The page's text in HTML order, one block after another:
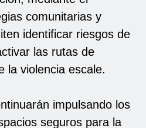
comunitarias y
identificar riesgos de
las rutas de
la violencia escale.
impulsando los
seguros para la